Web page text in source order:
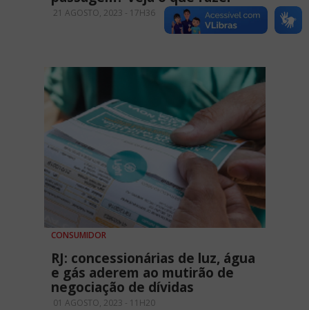
21 AGOSTO, 2023 - 17H36
CONSUMIDOR
RJ: concessionárias de luz, água
e gás aderem ao mutirão de
negociação de dívidas
01 AGOSTO, 2023 - 11H20